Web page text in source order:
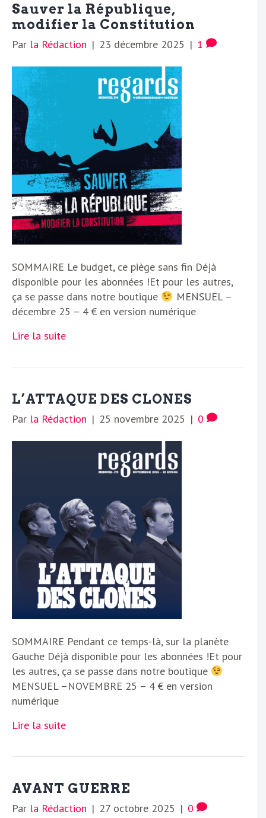
Sauver la République,
modifier la Constitution
Par la Rédaction | 23 décembre 2025 | 1
SOMMAIRE Le budget, ce piège sans fin Déjà
disponible pour les abonnées !Et pour les autres,
ça se passe dans notre boutique
MENSUEL –
décembre 25 – 4 € en version numérique
Lire la suite
L’ATTAQUE DES CLONES
Par la Rédaction | 25 novembre 2025 | 0
SOMMAIRE Pendant ce temps-là, sur la planète
Gauche Déjà disponible pour les abonnées !Et pour
les autres, ça se passe dans notre boutique
MENSUEL –NOVEMBRE 25 – 4 € en version
numérique
Lire la suite
AVANT GUERRE
Par la Rédaction | 27 octobre 2025 | 0